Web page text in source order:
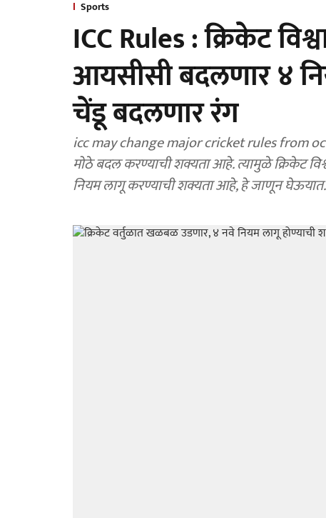
Sports
ICC Rules : क्रिकेट
आयसीसी बदलणार ४
चेंडू बदलणार रंग
icc may change major cricket rules from october 2026 : आयसीसी
मोठे बदल करण्याची शक्यता आहे. त्यामुळे क्रिकेट
नियम लागू करण्याची शक्यता आहे, हे जाणून घेऊयात.